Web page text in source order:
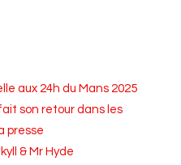
aux 24h du Mans 2025
son retour dans les
presse
& Mr Hyde